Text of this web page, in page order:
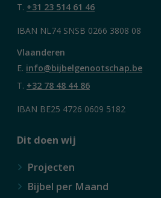
T. +31 23 514 61 46
IBAN NL74 SNSB 0266 3808 08
Vlaanderen
E. info@bijbelgenootschap.be
T. +32 78 48 44 86
IBAN BE25 4726 0609 5182
Dit doen wij
Projecten
Bijbel per Maand